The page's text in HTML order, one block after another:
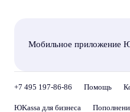
Мобильное приложение
+7 495 197-86-86 Помощь
ЮKassa для бизнеса